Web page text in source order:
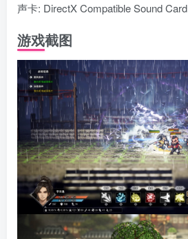
声卡: DirectX Compatible Sound Card
游戏截图